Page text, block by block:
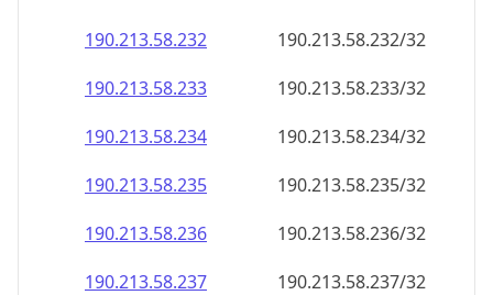
190.213.58.232
190.213.58.232/32
190.213.58.233
190.213.58.233/32
190.213.58.234
190.213.58.234/32
190.213.58.235
190.213.58.235/32
190.213.58.236
190.213.58.236/32
190.213.58.237
190.213.58.237/32